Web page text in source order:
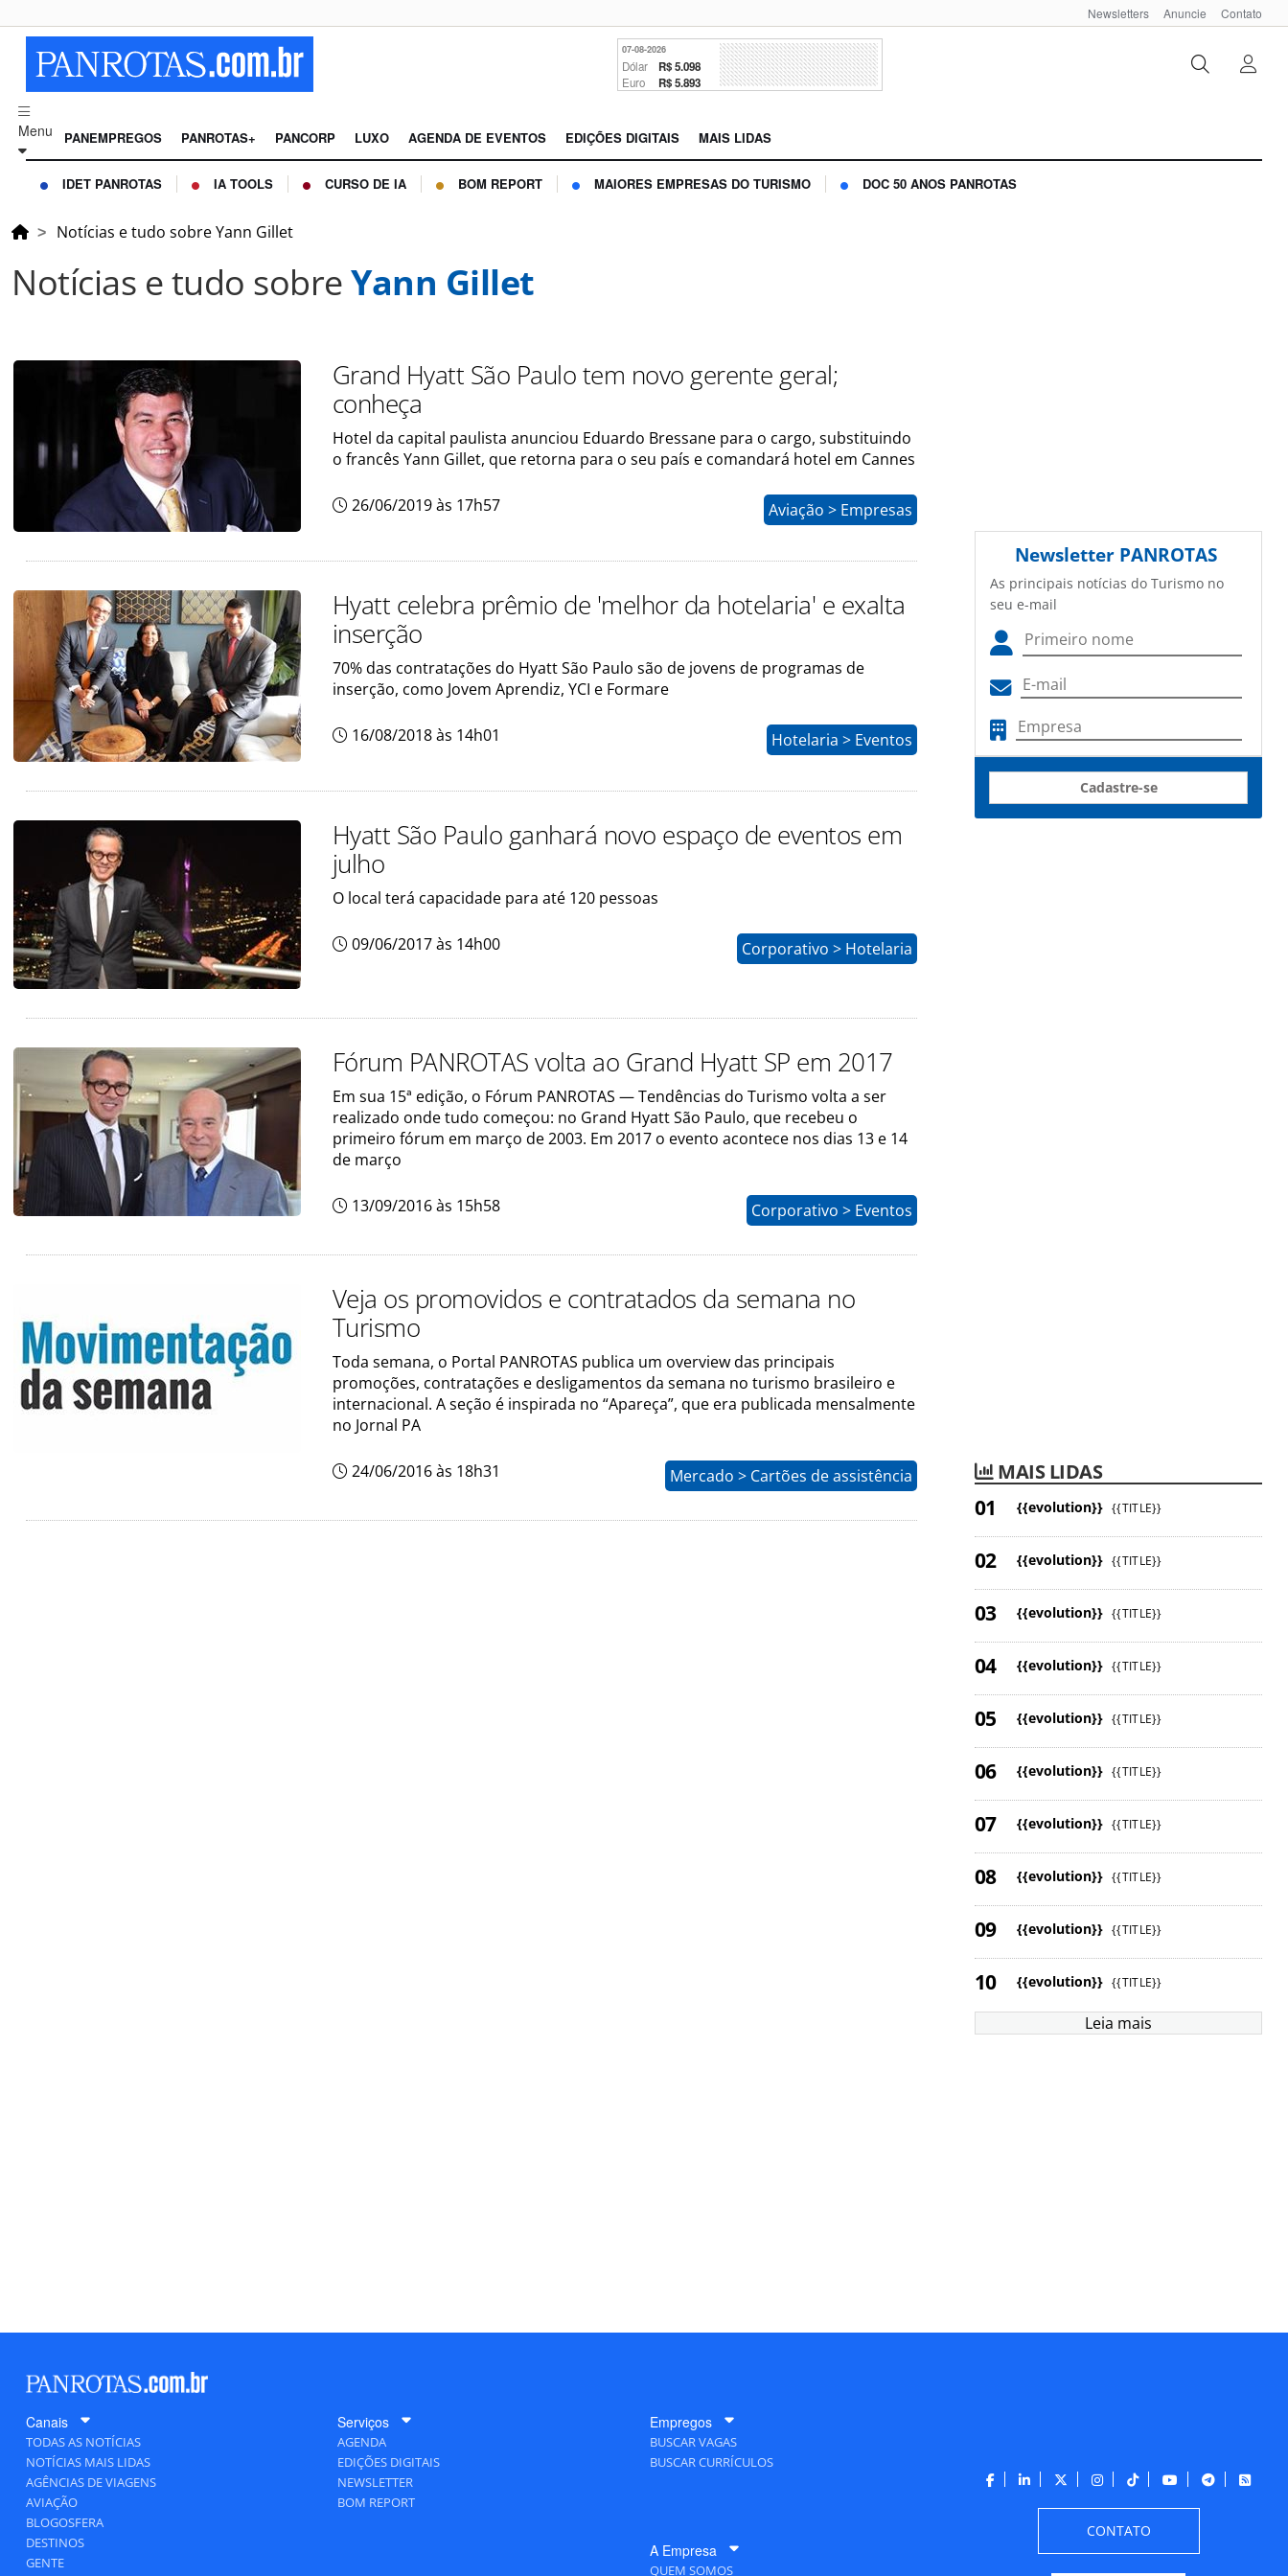
Newsletters Anuncie Contato
07-08-2026
Dólar R$ 5.098
Euro R$ 5.893
Menu PANEMPREGOS PANROTAS+ PANCORP LUXO AGENDA DE EVENTOS EDIÇÕES DIGITAIS MAIS LIDAS
IDET PANROTAS IA TOOLS CURSO DE IA BOM REPORT MAIORES EMPRESAS DO TURISMO DOC 50 ANOS PANROTAS
Notícias e tudo sobre Yann Gillet
Notícias e tudo sobreYann Gillet
Grand Hyatt São Paulo tem novo gerente geral;
conheça
Hotel da capital paulista anunciou Eduardo Bressane para o cargo, substituindo
o francês Yann Gillet, que retorna para o seu país e comandará hotel em Cannes
26/06/2019 às 17h57 Aviação > Empresas
Hyatt celebra prêmio de 'melhor da hotelaria' e exalta
inserção
70% das contratações do Hyatt São Paulo são de jovens de programas de
inserção, como Jovem Aprendiz, YCI e Formare
16/08/2018 às 14h01 Hotelaria > Eventos
Hyatt São Paulo ganhará novo espaço de eventos em
julho
O local terá capacidade para até 120 pessoas
09/06/2017 às 14h00 Corporativo > Hotelaria
Fórum PANROTAS volta ao Grand Hyatt SP em 2017
Em sua 15ª edição, o Fórum PANROTAS — Tendências do Turismo volta a ser
realizado onde tudo começou: no Grand Hyatt São Paulo, que recebeu o
primeiro fórum em março de 2003. Em 2017 o evento acontece nos dias 13 e 14
de março
13/09/2016 às 15h58 Corporativo > Eventos
Veja os promovidos e contratados da semana no
Turismo
Toda semana, o Portal PANROTAS publica um overview das principais
promoções, contratações e desligamentos da semana no turismo brasileiro e
internacional. A seção é inspirada no “Apareça”, que era publicada mensalmente
no Jornal PA
24/06/2016 às 18h31 Mercado > Cartões de assistência
Newsletter PANROTAS
As principais notícias do Turismo no
seu e-mail
Cadastre-se
MAIS LIDAS
{{evolution}} {{TITLE}}
{{evolution}} {{TITLE}}
{{evolution}} {{TITLE}}
{{evolution}} {{TITLE}}
{{evolution}} {{TITLE}}
{{evolution}} {{TITLE}}
{{evolution}} {{TITLE}}
{{evolution}} {{TITLE}}
{{evolution}} {{TITLE}}
{{evolution}} {{TITLE}}
Leia mais
Canais
TODAS AS NOTÍCIAS
NOTÍCIAS MAIS LIDAS
AGÊNCIAS DE VIAGENS
AVIAÇÃO
BLOGOSFERA
DESTINOS
GENTE
Serviços
AGENDA
EDIÇÕES DIGITAIS
NEWSLETTER
BOM REPORT
Empregos
BUSCAR VAGAS
BUSCAR CURRÍCULOS
A Empresa
QUEM SOMOS
CONTATO